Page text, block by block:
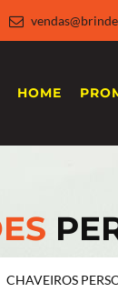
HOME
CHAVEIROS